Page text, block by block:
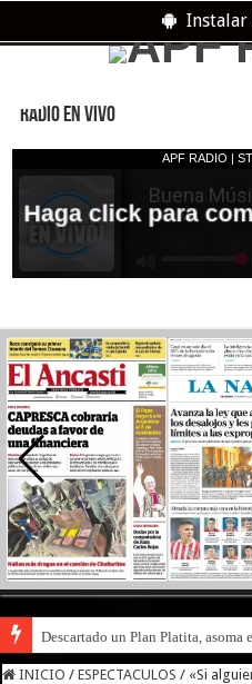
Instalar
RADIO EN VIVO
Descartado un Plan Platita, asoma
INICIO / ESPECTACULOS / «Si